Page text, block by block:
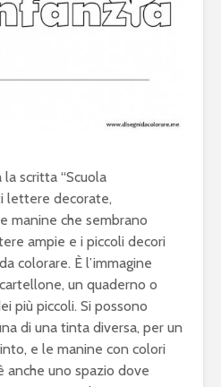
scritta “Scuola
lettere decorate,
manine che sembrano
ampie e i piccoli decori
colorare. È l’immagine
un quaderno o
più piccoli. Si possono
di una tinta diversa, per un
e le manine con colori
anche uno spazio dove